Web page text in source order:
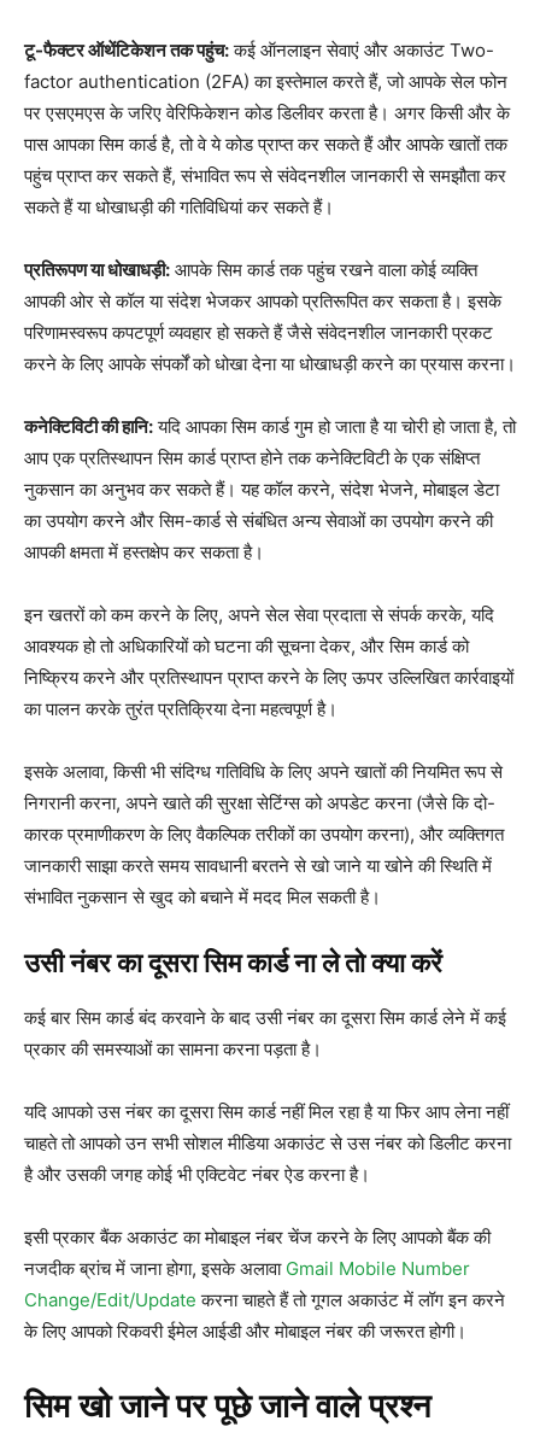
टू-फैक्टर ऑथेंटिकेशन तक पहुंच:कई ऑनलाइन सेवाएं और अकाउंट Two-
factor authentication (2FA) का इस्तेमाल करते हैं, जो आपके सेल फोन
पर एसएमएस के जरिए वेरिफिकेशन कोड डिलीवर करता है। अगर किसी और के
पास आपका सिम कार्ड है, तो वे ये कोड प्राप्त कर सकते हैं और आपके खातों तक
पहुंच प्राप्त कर सकते हैं, संभावित रूप से संवेदनशील जानकारी से समझौता कर
सकते हैं या धोखाधड़ी की गतिविधियां कर सकते हैं।
प्रतिरूपण या धोखाधड़ी: आपके सिम कार्ड तक पहुंच रखने वाला कोई व्यक्ति
आपकी ओर से कॉल या संदेश भेजकर आपको प्रतिरूपित कर सकता है। इसके
परिणामस्वरूप कपटपूर्ण व्यवहार हो सकते हैं जैसे संवेदनशील जानकारी प्रकट
करने के लिए आपके संपर्कों को धोखा देना या धोखाधड़ी करने का प्रयास करना।
कनेक्टिविटी की हानि:यदि आपका सिम कार्ड गुम हो जाता है या चोरी हो जाता है, तो
आप एक प्रतिस्थापन सिम कार्ड प्राप्त होने तक कनेक्टिविटी के एक संक्षिप्त
नुकसान का अनुभव कर सकते हैं। यह कॉल करने, संदेश भेजने, मोबाइल डेटा
का उपयोग करने और सिम-कार्ड से संबंधित अन्य सेवाओं का उपयोग करने की
आपकी क्षमता में हस्तक्षेप कर सकता है।
इन खतरों को कम करने के लिए, अपने सेल सेवा प्रदाता से संपर्क करके, यदि
आवश्यक हो तो अधिकारियों को घटना की सूचना देकर, और सिम कार्ड को
निष्क्रिय करने और प्रतिस्थापन प्राप्त करने के लिए ऊपर उल्लिखित कार्रवाइयों
का पालन करके तुरंत प्रतिक्रिया देना महत्वपूर्ण है।
इसके अलावा, किसी भी संदिग्ध गतिविधि के लिए अपने खातों की नियमित रूप से
निगरानी करना, अपने खाते की सुरक्षा सेटिंग्स को अपडेट करना (जैसे कि दो-
कारक प्रमाणीकरण के लिए वैकल्पिक तरीकों का उपयोग करना), और व्यक्तिगत
जानकारी साझा करते समय सावधानी बरतने से खो जाने या खोने की स्थिति में
संभावित नुकसान से खुद को बचाने में मदद मिल सकती है।
उसी नंबर का दूसरा सिम कार्ड ना ले तो क्या करें
कई बार सिम कार्ड बंद करवाने के बाद उसी नंबर का दूसरा सिम कार्ड लेने में कई
प्रकार की समस्याओं का सामना करना पड़ता है।
यदि आपको उस नंबर का दूसरा सिम कार्ड नहीं मिल रहा है या फिर आप लेना नहीं
चाहते तो आपको उन सभी सोशल मीडिया अकाउंट से उस नंबर को डिलीट करना
है और उसकी जगह कोई भी एक्टिवेट नंबर ऐड करना है।
इसी प्रकार बैंक अकाउंट का मोबाइल नंबर चेंज करने के लिए आपको बैंक की
नजदीक ब्रांच में जाना होगा, इसके अलावा Gmail Mobile Number
Change/Edit/Updateकरना चाहते हैं तो गूगल अकाउंट में लॉग इन करने
के लिए आपको रिकवरी ईमेल आईडी और मोबाइल नंबर की जरूरत होगी।
सिम खो जाने पर पूछे जाने वाले प्रश्न